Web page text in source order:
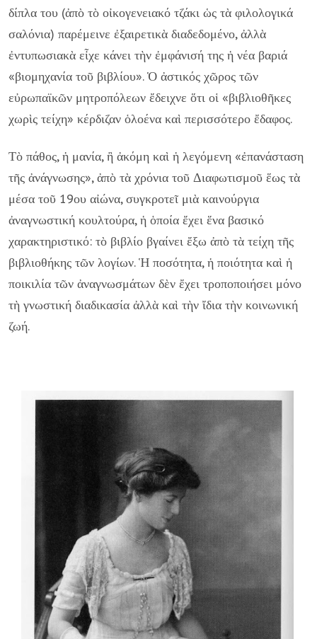
δίπλα του (ἀπὸ τὸ οἰκογενειακό τζάκι ὡς τὰ φιλολογικά
σαλόνια) παρέμεινε ἐξαιρετικὰ διαδεδομένο, ἀλλὰ
ἐντυπωσιακὰ εἶχε κάνει τὴν ἐμφάνισή της ἡ νέα βαριά
«βιομηχανία τοῦ βιβλίου». Ὁ ἀστικός χῶρος τῶν
εὐρωπαϊκῶν μητροπόλεων ἔδειχνε ὅτι οἱ «βιβλιοθῆκες
χωρὶς τείχη» κέρδιζαν ὁλοένα καὶ περισσότερο ἔδαφος.
Τὸ πάθος, ἡ μανία, ἢ ἀκόμη καὶ ἡ λεγόμενη «ἐπανάσταση
τῆς ἀνάγνωσης», ἀπὸ τὰ χρόνια τοῦ Διαφωτισμοῦ ἕως τὰ
μέσα τοῦ 19ου αἰώνα, συγκροτεῖ μιὰ καινούργια
ἀναγνωστική κουλτούρα, ἡ ὁποία ἔχει ἕνα βασικό
χαρακτηριστικό: τὸ βιβλίο βγαίνει ἔξω ἀπὸ τὰ τείχη τῆς
βιβλιοθήκης τῶν λογίων. Ἡ ποσότητα, ἡ ποιότητα καὶ ἡ
ποικιλία τῶν ἀναγνωσμάτων δὲν ἔχει τροποποιήσει μόνο
τὴ γνωστική διαδικασία ἀλλὰ καὶ τὴν ἴδια τὴν κοινωνική
ζωή.